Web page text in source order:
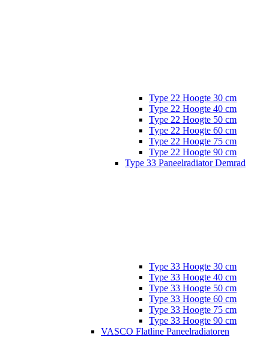
Type 22 Hoogte 30 cm
Type 22 Hoogte 40 cm
Type 22 Hoogte 50 cm
Type 22 Hoogte 60 cm
Type 22 Hoogte 75 cm
Type 22 Hoogte 90 cm
Type 33 Paneelradiator Demrad
Type 33 Hoogte 30 cm
Type 33 Hoogte 40 cm
Type 33 Hoogte 50 cm
Type 33 Hoogte 60 cm
Type 33 Hoogte 75 cm
Type 33 Hoogte 90 cm
VASCO Flatline Paneelradiatoren